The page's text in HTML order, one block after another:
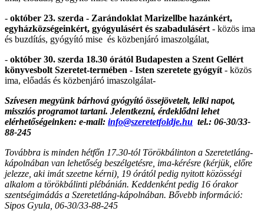
- október 23. szerda - Zarándoklat Marizellbe hazánkért,
egyházközségeinkért, gyógyulásért és szabadulásért - közös ima
és buzdítás, gyógyító mise és közbenjáró imaszolgálat,
- október 30. szerda 18.30 órától Budapesten a Szent Gellért
könyvesbolt Szeretet-termében - Isten szeretete gyógyít - közös
ima, előadás és közbenjáró imaszolgálat-
Szívesen megyünk bárhová gyógyító össejövetelt, lelki napot,
missziós programot tartani. Jelentkezni, érdeklődni lehet
elérhetőségeinken: e-mail: info@szeretetfoldje.hu tel.: 06-30/33-
88-245
Továbbra is minden hétfőn 17.30-tól Törökbálinton a Szeretetláng-
kápolnában van lehetőség beszélgetésre, ima-kérésre (kérjük, előre
jelezze, aki imát szeetne kérni), 19 órától pedig nyitott közösségi
alkalom a törökbálinti plébánián. Keddenként pedig 16 órakor
szentségimádás a Szeretetláng-kápolnában. Bővebb információ:
Sipos Gyula, 06-30/33-88-245